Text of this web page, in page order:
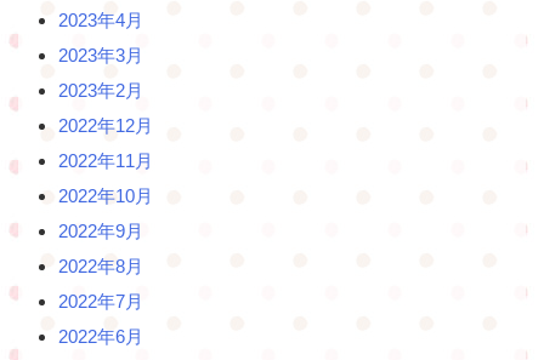
2023年4月
2023年3月
2023年2月
2022年12月
2022年11月
2022年10月
2022年9月
2022年8月
2022年7月
2022年6月